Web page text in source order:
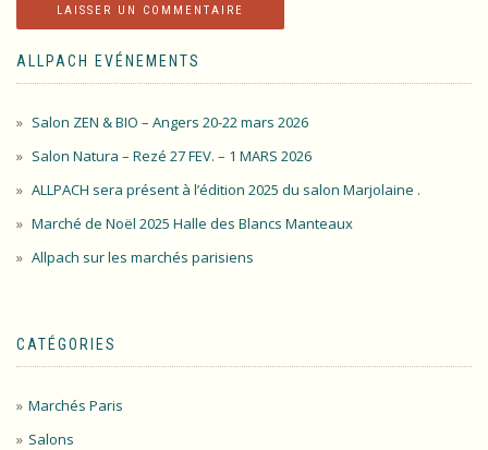
ALLPACH EVÉNEMENTS
Salon ZEN & BIO – Angers 20-22 mars 2026
Salon Natura – Rezé 27 FEV. – 1 MARS 2026
ALLPACH sera présent à l’édition 2025 du salon Marjolaine .
Marché de Noël 2025 Halle des Blancs Manteaux
Allpach sur les marchés parisiens
CATÉGORIES
Marchés Paris
Salons